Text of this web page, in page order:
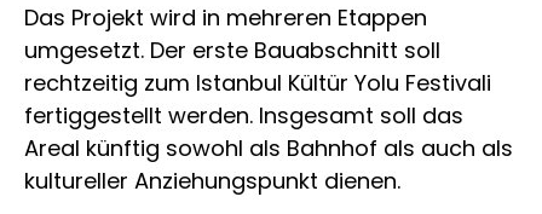
Das Projekt wird in mehreren Etappen
umgesetzt. Der erste Bauabschnitt soll
rechtzeitig zum Istanbul Kültür Yolu Festivali
fertiggestellt werden. Insgesamt soll das
Areal künftig sowohl als Bahnhof als auch als
kultureller Anziehungspunkt dienen.